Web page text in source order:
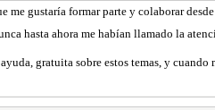
gustaría formar parte y colaborar
hasta ahora me habían llamado la
gratuita sobre estos temas, y